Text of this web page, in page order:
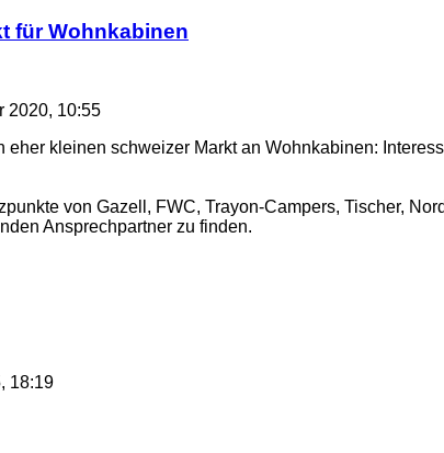
für Wohnkabinen
2020, 10:55
eher kleinen schweizer Markt an Wohnkabinen:
von Gazell, FWC, Trayon-Campers, Tischer,
Ansprechpartner zu finden.
18:19